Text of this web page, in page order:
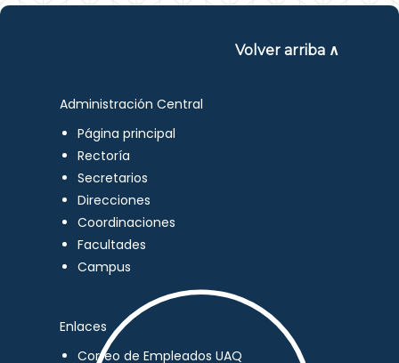
Volver arriba ∧
Administración Central
Página principal
Rectoría
Secretarios
Direcciones
Coordinaciones
Facultades
Campus
Enlaces
Correo de Empleados UAQ